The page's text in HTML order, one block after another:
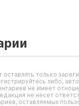
только
либо,
не имеет
не несет
оставляемых